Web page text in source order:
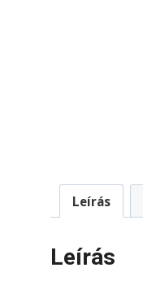
Leírás
Leírás